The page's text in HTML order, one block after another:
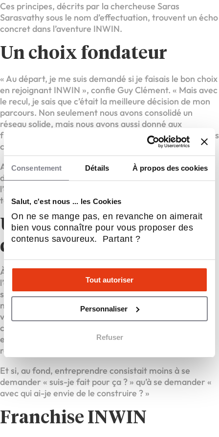
Consentement Détails À propos des cookies
Salut, c'est nous ... les Cookies
On ne se mange pas, en revanche on aimerait
bien vous connaître pour vous proposer des
contenus savoureux. Partant ?
Tout autoriser
Personnaliser
Refuser
Ces principes, décrits par la chercheuse Saras
Sarasvathy sous le nom d’effectuation, trouvent un écho
concret dans l’aventure INWIN.
Un choix fondateur
« Au départ, je me suis demandé si je faisais le bon choix
en rejoignant INWIN », confie Guy Clément. « Mais avec
le recul, je sais que c’était la meilleure décision de mon
parcours. Non seulement nous avons consolidé un
réseau solide, mais nous avons aussi donné aux
franchisés une méthode unique pour accompagner leurs
clients. »
Aujourd’hui, le réseau grandit en s’appuyant sur ce
double ADN : la rigueur d’une méthode structurée et
l’agilité d’une franchise qui vit elle-même les réalités de
terrain.
Un message aux porteurs
de projet
À ceux qui hésitent encore à franchir le pas de
l’entrepreneuriat, Guy Clément adresse un message
simple : « Vous n’avez pas besoin d’être un profil hors
norme pour entreprendre. Ce qui compte, c’est de bien
vous connaître, de savoir ce que vous apportez, et de
choisir un cadre qui amplifie vos forces. C’est
exactement ce que propose INWIN : une méthode, un
réseau, et une aventure humaine. »
Et si, au fond, entreprendre consistait moins à se
demander « suis-je fait pour ça ? » qu’à se demander «
avec qui ai-je envie de le construire ? »
Franchise INWIN